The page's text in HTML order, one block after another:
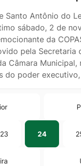
Santo Antônio do
sábado, 2 de
da
pela Secretaria
Câmara Municipal,
do poder
23 24